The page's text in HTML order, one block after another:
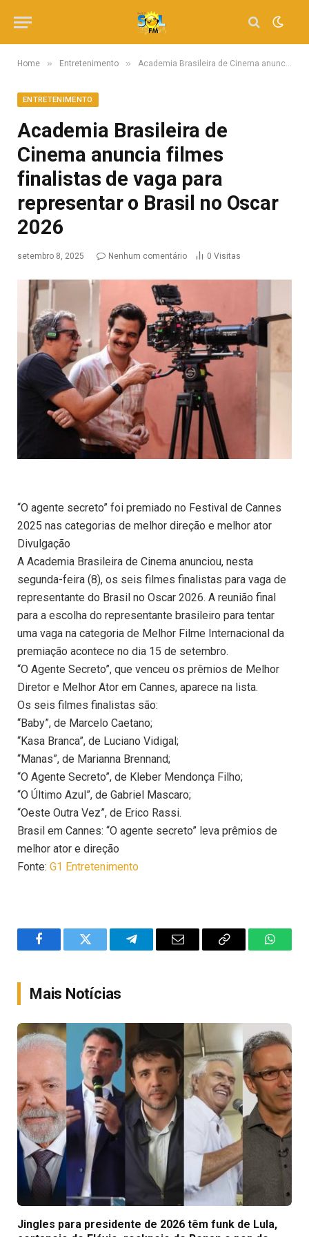
Home » Entretenimento » Academia Brasileira de Cinema anuncia filmes finalistas de vaga para representar o Brasil no Oscar 2026
ENTRETENIMENTO
Academia Brasileira de
Cinema anuncia filmes
finalistas de vaga para
representar o Brasil no Oscar
2026
setembro 8, 2025 Nenhum comentário 0 Visitas
“O agente secreto” foi premiado no Festival de Cannes
2025 nas categorias de melhor direção e melhor ator
Divulgação
A Academia Brasileira de Cinema anunciou, nesta
segunda-feira (8), os seis filmes finalistas para vaga de
representante do Brasil no Oscar 2026. A reunião final
para a escolha do representante brasileiro para tentar
uma vaga na categoria de Melhor Filme Internacional da
premiação acontece no dia 15 de setembro.
“O Agente Secreto”, que venceu os prêmios de Melhor
Diretor e Melhor Ator em Cannes, aparece na lista.
Os seis filmes finalistas são:
“Baby”, de Marcelo Caetano;
“Kasa Branca”, de Luciano Vidigal;
“Manas”, de Marianna Brennand;
“O Agente Secreto”, de Kleber Mendonça Filho;
“O Último Azul”, de Gabriel Mascaro;
“Oeste Outra Vez”, de Erico Rassi.
Brasil em Cannes: “O agente secreto” leva prêmios de
melhor ator e direção
Fonte: G1 Entretenimento
FacebookTwitter TelegramEmail
Copy
Mais Notícias
Jingles para presidente de 2026 têm funk de Lula,